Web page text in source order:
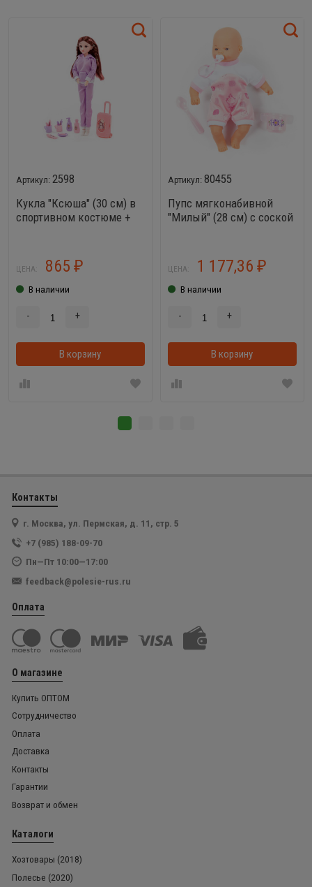
2598
Кукла "Ксюша" (30 см) в
спортивном костюме +
ЦЕНА: 865 ₽
В наличии
- +
В корзину В корзинке
80455
Пупс мягконабивной
"Милый" (28 см) с соской
ЦЕНА: 1 177,36 ₽
В наличии
- +
В корзину
Контакты
г. Москва, ул. Пермская, д. 11, стр. 5
+7 (985) 188-09-70
Пн—Пт 10:00—17:00
feedback@polesie-rus.ru
Оплата
О магазине
Купить ОПТОМ
Сотрудничество
Оплата
Доставка
Контакты
Гарантии
Возврат и обмен
Каталоги
Хозтовары (2018)
Полесье (2020)